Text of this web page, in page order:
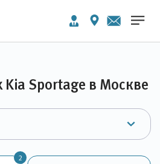
Sportage в Москве
2